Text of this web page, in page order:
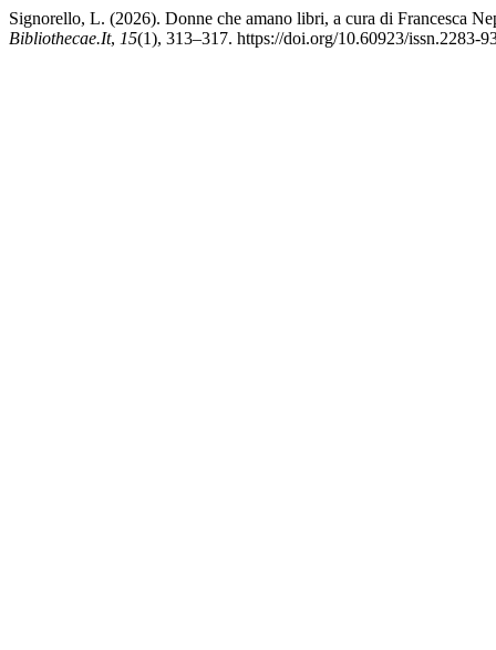
Signorello, L. (2026). Donne che amano libri, a cura di Francesca
Bibliothecae.It, 15(1), 313–317. https://doi.org/10.60923/issn.2283-